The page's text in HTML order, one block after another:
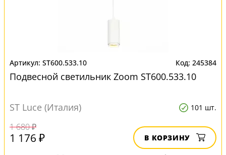
ST600.533.10 245384
Подвесной светильник Zoom ST600.533.10
ST Luce (Италия) 101 шт.
1 680 ₽
1 176 ₽ В КОРЗИНУ